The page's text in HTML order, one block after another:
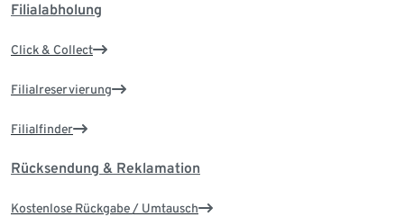
Filialabholung
Click & Collect
Filialreservierung
Filialfinder
Rücksendung & Reklamation
Kostenlose Rückgabe / Umtausch